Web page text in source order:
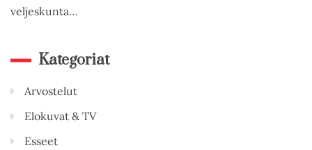
veljeskunta…
Kategoriat
Arvostelut
Elokuvat & TV
Esseet